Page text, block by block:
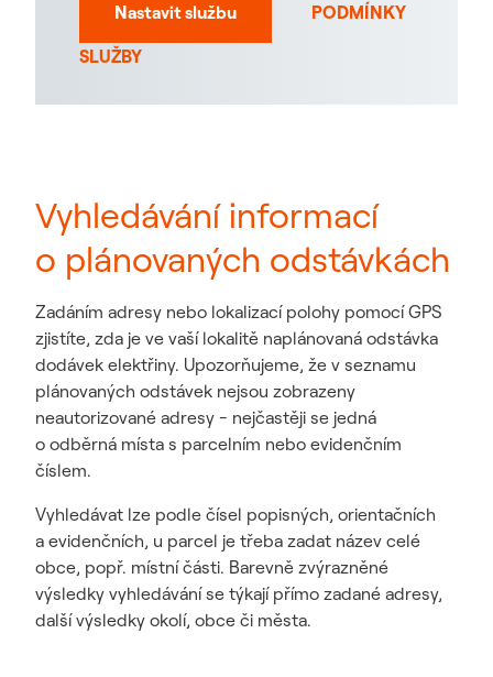
Nastavit službu
PODMÍNKY
SLUŽBY
Vyhledávání informací
o plánovaných odstávkách
Zadáním adresy nebo lokalizací polohy pomocí GPS
zjistíte, zda je ve vaší lokalitě naplánovaná odstávka
dodávek elektřiny. Upozorňujeme, že v seznamu
plánovaných odstávek nejsou zobrazeny
neautorizované adresy - nejčastěji se jedná
o odběrná místa s parcelním nebo evidenčním
číslem.
Vyhledávat lze podle čísel popisných, orientačních
a evidenčních, u parcel je třeba zadat název celé
obce, popř. místní části. Barevně zvýrazněné
výsledky vyhledávání se týkají přímo zadané adresy,
další výsledky okolí, obce či města.